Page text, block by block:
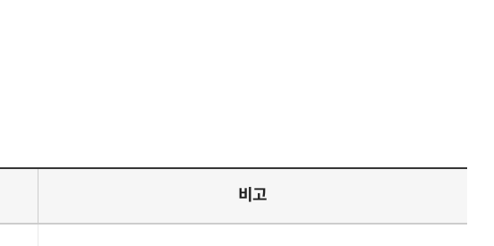
비고